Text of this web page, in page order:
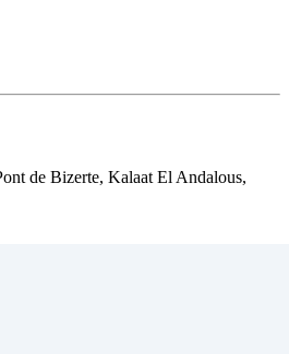
de Bizerte, Kalaat El Andalous,